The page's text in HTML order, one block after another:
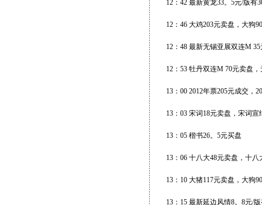
12：42 最新黄龙33。5元/版有
12：46 大鸡203元卖盘，大狗
12：48 最新无锡亚展双连M
12：53 牡丹双连M 70元卖盘
13：00 2012年票205元成交，
13：03 宋词18元卖盘，宋词宣
13：05 楷书26。5元买盘
13：06 十八大48元卖盘，十
13：10 大猪117元卖盘，大狗
13：15 最新延边风情8。8元/